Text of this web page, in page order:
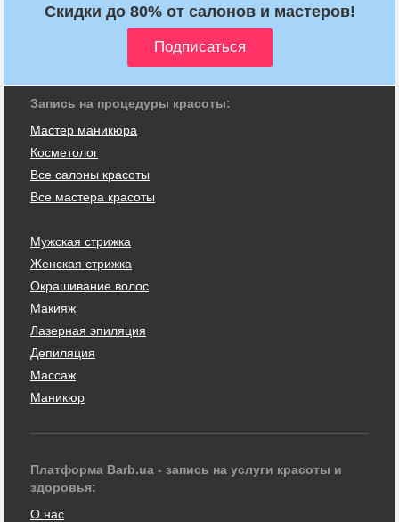
Скидки до 80% от салонов и мастеров!
Запись на процедуры красоты:
Мастер маникюра
Косметолог
Все салоны красоты
Все мастера красоты
Мужская стрижка
Женская стрижка
Окрашивание волос
Макияж
Лазерная эпиляция
Депиляция
Массаж
Маникюр
Платформа Barb.ua - запись на услуги красоты и
здоровья:
О нас